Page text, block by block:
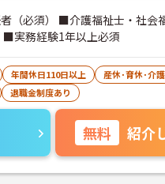
（必須） ■介護福祉士・社会
■実務経験1年以上必須
年間休日110日以上
産休･育休･介
退職金制度あり
無料 紹介